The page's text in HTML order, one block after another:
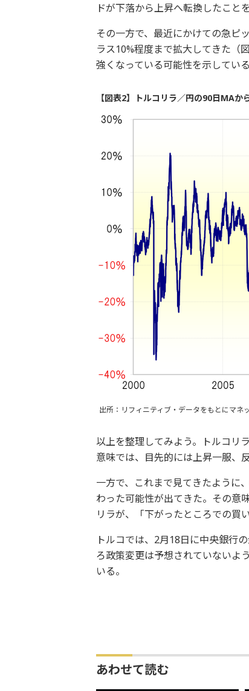
ドが下落から上昇へ転換したこと
その一方で、最近にかけての急ピ
ラス10%程度まで拡大してきた（
強くなっている可能性を示している
【図表2】トルコリラ／円の90日MAか
出所：リフィニティブ・データをもとにマネ
以上を整理してみよう。トルコリ
意味では、目先的には上昇一服、
一方で、これまで見てきたように
わった可能性が出てきた。その意
リラが、「下がったところでの買
トルコでは、2月18日に中央銀行
ろ政策変更は予想されていないよ
いる。
あわせて読む